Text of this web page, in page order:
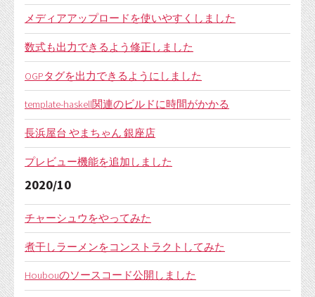
メディアアップロードを使いやすくしました
数式も出力できるよう修正しました
OGPタグを出力できるようにしました
template-haskell関連のビルドに時間がかかる
長浜屋台 やまちゃん 銀座店
プレビュー機能を追加しました
2020/10
チャーシュウをやってみた
煮干しラーメンをコンストラクトしてみた
Houbouのソースコード公開しました